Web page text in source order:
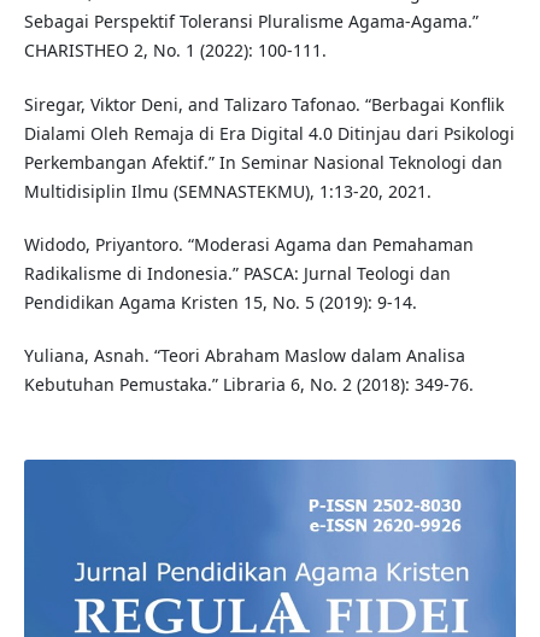
Sebagai Perspektif Toleransi Pluralisme Agama-Agama.”
CHARISTHEO 2, No. 1 (2022): 100-111.
Siregar, Viktor Deni, and Talizaro Tafonao. “Berbagai Konflik
Dialami Oleh Remaja di Era Digital 4.0 Ditinjau dari Psikologi
Perkembangan Afektif.” In Seminar Nasional Teknologi dan
Multidisiplin Ilmu (SEMNASTEKMU), 1:13-20, 2021.
Widodo, Priyantoro. “Moderasi Agama dan Pemahaman
Radikalisme di Indonesia.” PASCA: Jurnal Teologi dan
Pendidikan Agama Kristen 15, No. 5 (2019): 9-14.
Yuliana, Asnah. “Teori Abraham Maslow dalam Analisa
Kebutuhan Pemustaka.” Libraria 6, No. 2 (2018): 349-76.